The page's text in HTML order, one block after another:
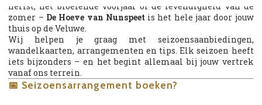
herfst, het bloeiende voorjaar of de levendigheid van de
zomer – De Hoeve van Nunspeet is het hele jaar door jouw
thuis op de Veluwe.
Wij helpen je graag met seizoensaanbiedingen,
wandelkaarten, arrangementen en tips. Elk seizoen heeft
iets bijzonders – en het begint allemaal bij jouw vertrek
vanaf ons terrein.
📅 Seizoensarrangement boeken?